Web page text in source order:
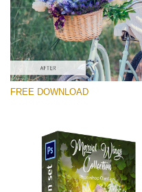
Small 800*533px
Marvel Wings
(34 Overlays)
Large 4000*5000px
Large 6000*4000px
Entire Collection
(1783 Overlays)
FREE DOWNLOAD